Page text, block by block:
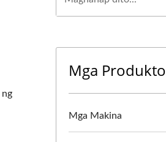
ng
Mga Produkto
Mga Makina